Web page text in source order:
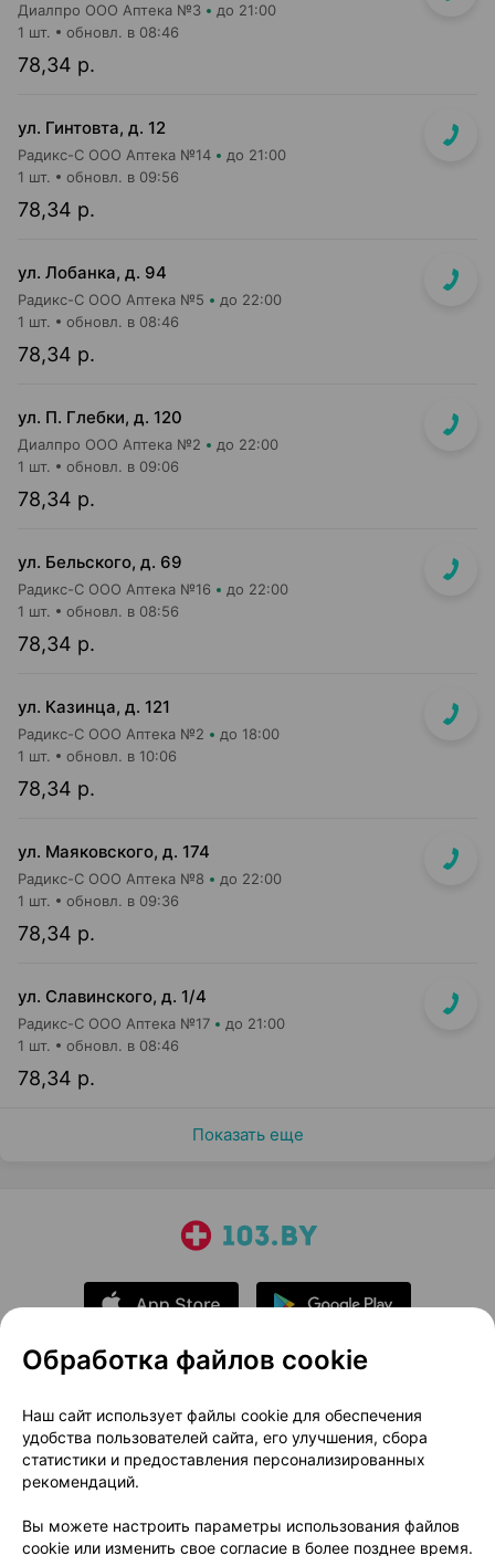
Диалпро ООО Аптека №3 до 21:00
78,34 р.
1 шт. обновл. в 08:46
ул. Гинтовта, д. 12
Радикс-С ООО Аптека №14 до 21:00
78,34 р.
1 шт. обновл. в 09:56
ул. Лобанка, д. 94
Радикс-С ООО Аптека №5 до 22:00
78,34 р.
1 шт. обновл. в 08:46
ул. П. Глебки, д. 120
Диалпро ООО Аптека №2 до 22:00
78,34 р.
1 шт. обновл. в 09:06
ул. Бельского, д. 69
Радикс-С ООО Аптека №16 до 22:00
78,34 р.
1 шт. обновл. в 08:56
ул. Казинца, д. 121
Радикс-С ООО Аптека №2 до 18:00
78,34 р.
1 шт. обновл. в 10:06
ул. Маяковского, д. 174
Радикс-С ООО Аптека №8 до 22:00
78,34 р.
1 шт. обновл. в 09:36
ул. Славинского, д. 1/4
Радикс-С ООО Аптека №17 до 21:00
78,34 р.
1 шт. обновл. в 08:46
Показать еще
О проекте
Новости проекта
Размещение рекламы
Медицинский маркетинг
Публичный договор
Доставка
Способы оплаты
Вакансии Партнеры
Обработка файлов cookie
Наш сайт использует файлы cookie для обеспечения
удобства пользователей сайта, его улучшения, сбора
статистики и предоставления персонализированных
рекомендаций.
Вы можете настроить параметры использования файлов
cookie или изменить свое согласие в более позднее время.